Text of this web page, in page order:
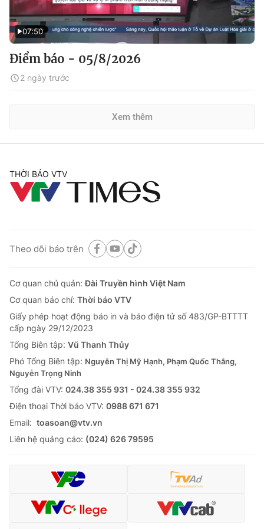
07:50
Điểm báo - 05/8/2026
2 ngày trước
Xem thêm
THỜI BÁO VTV
Theo dõi báo trên
Cơ quan chủ quản:Đài Truyền hình Việt Nam
Cơ quan báo chí: Thời báo VTV
Giấy phép hoạt động báo in và báo điện tử số 483/GP-BTTTT
cấp ngày 29/12/2023
Tổng Biên tập: Vũ Thanh Thủy
Phó Tổng Biên tập: Nguyễn Thị Mỹ Hạnh, Phạm Quốc Thắng,
Nguyễn Trọng Ninh
Tổng đài VTV: 024.38 355 931 - 024.38 355 932
Ðiện thoại Thời báo VTV: 0988 671 671
Email: toasoan@vtv.vn
Liên hệ quảng cáo: (024) 626 79595